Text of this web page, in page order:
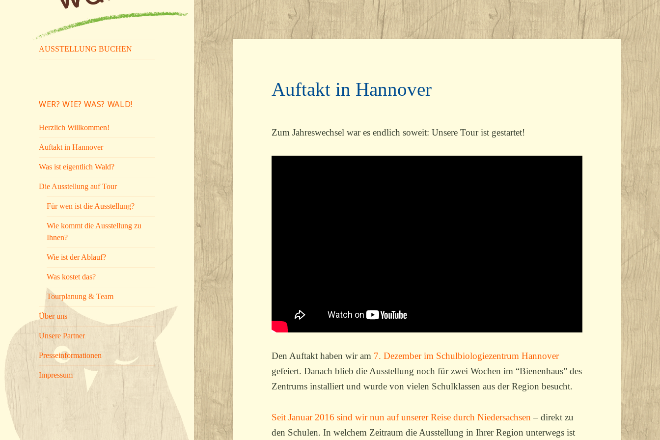
Wer? Wie? Was?
Eine Ausstellung zum Spielen
AUSSTELLUNG BUCHEN
WER? WIE? WAS? WALD!
Herzlich Willkommen!
Auftakt in Hannover
Was ist eigentlich Wald?
Die Ausstellung auf Tour
Für wen ist die Ausstellung?
Wie kommt die Ausstellung zu
Ihnen?
Wie ist der Ablauf?
Was kostet das?
Tourplanung & Team
Über uns
Unsere Partner
Presseinformationen
Impressum
Auftakt in Hannover
Zum Jahreswechsel war es endlich soweit: Unsere Tour ist gestartet!
Den Auftakt haben wir am 7. Dezember im Schulbiologiezentrum Hannover
gefeiert. Danach blieb die Ausstellung noch für zwei Wochen im “Bienenhaus” des
Zentrums installiert und wurde von vielen Schulklassen aus der Region besucht.
Seit Januar 2016 sind wir nun auf unserer Reise durch Niedersachsen – direkt zu
den Schulen. In welchem Zeitraum die Ausstellung in Ihrer Region unterwegs ist